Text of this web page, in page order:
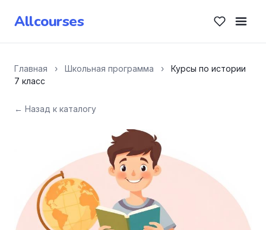
Allcourses
Главная › Школьная программа ›
Курсы по истории
7 класс
← Назад к каталогу